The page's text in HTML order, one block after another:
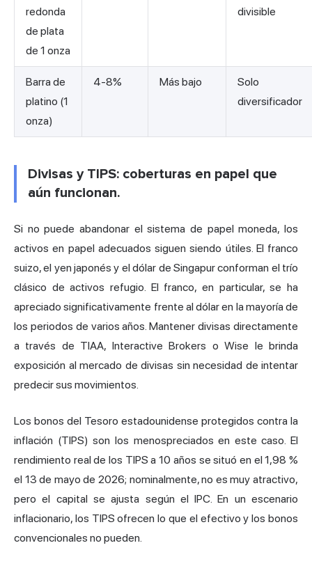
redonda
de plata
de 1 onza
divisible
Barra de
platino (1
onza)
4-8% Más bajo
Solo
diversificador
Divisas y TIPS: coberturas en papel que
aún funcionan.
Si no puede abandonar el sistema de papel moneda, los
activos en papel adecuados siguen siendo útiles. El franco
suizo, el yen japonés y el dólar de Singapur conforman el trío
clásico de activos refugio. El franco, en particular, se ha
apreciado significativamente frente al dólar en la mayoría de
los periodos de varios años. Mantener divisas directamente
a través de TIAA, Interactive Brokers o Wise le brinda
exposición al mercado de divisas sin necesidad de intentar
predecir sus movimientos.
Los bonos del Tesoro estadounidense protegidos contra la
inflación (TIPS) son los menospreciados en este caso. El
rendimiento real de los TIPS a 10 años se situó en el 1,98 %
el 13 de mayo de 2026; nominalmente, no es muy atractivo,
pero el capital se ajusta según el IPC. En un escenario
inflacionario, los TIPS ofrecen lo que el efectivo y los bonos
convencionales no pueden.